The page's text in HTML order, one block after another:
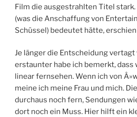
Film die ausgestrahlten Titel stark.
(was die Anschaffung von
Schüssel) bedeutet hätte,
Je länger die Entscheidung
erstaunter habe ich bemerkt, dass
linear fernsehen. Wenn ich von
meine ich meine Frau und mich.
durchaus noch fern, Sendungen
dort noch ein Muss. Hier hilft ein